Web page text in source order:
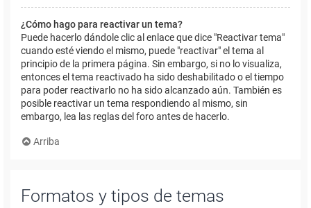
¿Cómo hago para reactivar un tema?
Puede hacerlo dándole clic al enlace que dice "Reactivar tema"
cuando esté viendo el mismo, puede "reactivar" el tema al
principio de la primera página. Sin embargo, si no lo visualiza,
entonces el tema reactivado ha sido deshabilitado o el tiempo
para poder reactivarlo no ha sido alcanzado aún. También es
posible reactivar un tema respondiendo al mismo, sin
embargo, lea las reglas del foro antes de hacerlo.
Arriba
Formatos y tipos de temas